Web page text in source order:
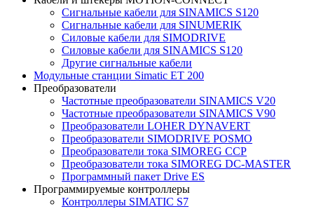
Сигнальные кабели для SINAMICS S120
Сигнальные кабели для SINUMERIK
Силовые кабели для SIMODRIVE
Силовые кабели для SINAMICS S120
Другие сигнальные кабели
Модульные станции Simatic ET 200
Преобразователи
Частотные преобразователи SINAMICS V20
Частотные преобразователи SINAMICS V90
Преобразователи LOHER DYNAVERT
Преобразователи SIMODRIVE POSMO
Преобразователи тока SIMOREG CCP
Преобразователи тока SIMOREG DC-MASTER
Программный пакет Drive ES
Программируемые контроллеры
Контроллеры SIMATIC S7